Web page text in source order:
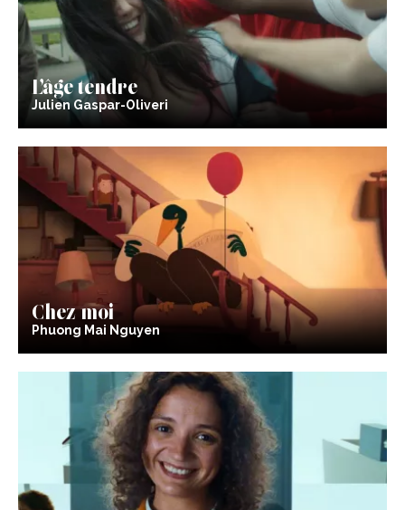
L’âge tendre
Julien Gaspar-Oliveri
Chez moi
Phuong Mai Nguyen